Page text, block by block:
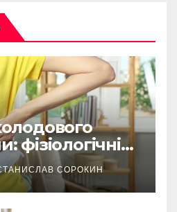
фізіологічні
звичайні
рятують без
СОРОКИН